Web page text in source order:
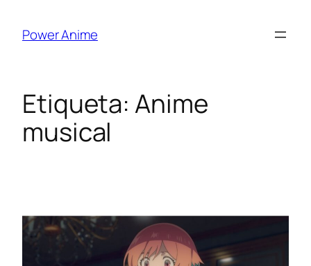
Power Anime
Etiqueta: Anime
musical